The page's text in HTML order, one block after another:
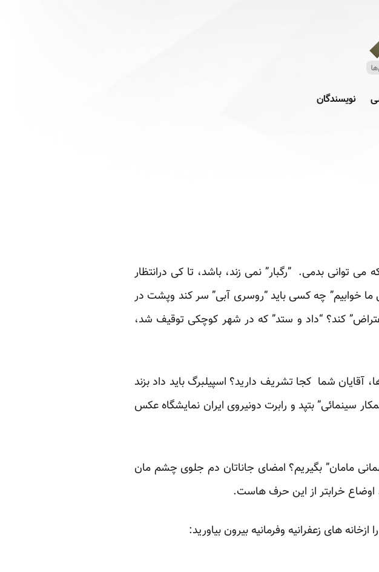
نویسندگان
توانی بدمی. ”رگبار” نمی زند، باشد، تا کی درانتظار
خوابیم” چه کسی باید “روسری آبی” سر کند وپشت در
کند؟ “داد و ستد” که در شهر کوچکی توقیف شد،
شما کجا تشریف دارید؟ اسپیلبرگ باید داد بزند
سینمائی” بتپد و رابرت دونیروی ایران نمایشگاه عکس
مامان” بگیریم؟ امضای جاناتان دم جلوی چشم مان
خرابتر از این حرف هاست.
های زعفرانیه وفرمانیه بیرون بیاورید: